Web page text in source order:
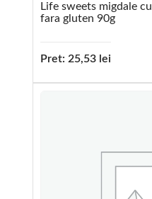
Life sweets migdale
fara gluten 90g
Pret: 25,53 lei